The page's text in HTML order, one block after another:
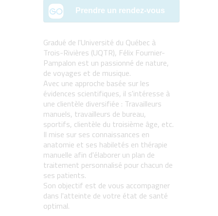
Gradué de l'Université du Québec à
Trois-Rivières (UQTR), Félix Fournier-
Pampalon est un passionné de nature,
de voyages et de musique.
Avec une approche basée sur les
évidences scientifiques, il s'intéresse à
une clientèle diversifiée : Travailleurs
manuels, travailleurs de bureau,
sportifs, clientèle du troisième âge, etc.
Il mise sur ses connaissances en
anatomie et ses habiletés en thérapie
manuelle afin d'élaborer un plan de
traitement personnalisé pour chacun de
ses patients.
Son objectif est de vous accompagner
dans l'atteinte de votre état de santé
optimal.